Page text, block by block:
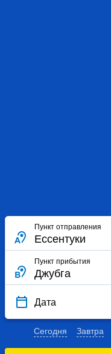
Пункт отправления
Пункт прибытия
Дата
Сегодня Завтра